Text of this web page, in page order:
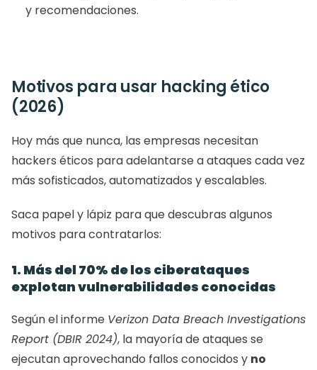
y recomendaciones.
Motivos para usar hacking ético
(2026)
Hoy más que nunca, las empresas necesitan
hackers éticos para adelantarse a ataques cada vez
más sofisticados, automatizados y escalables.
Saca papel y lápiz para que descubras algunos
motivos para contratarlos:
1. Más del 70% de los ciberataques
explotan vulnerabilidades conocidas
Según el informe Verizon Data Breach Investigations
Report (DBIR 2024), la mayoría de ataques se
ejecutan aprovechando fallos conocidos y no